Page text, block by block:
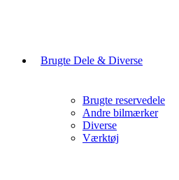
Brugte Dele & Diverse
Brugte reservedele
Andre bilmærker
Diverse
Værktøj